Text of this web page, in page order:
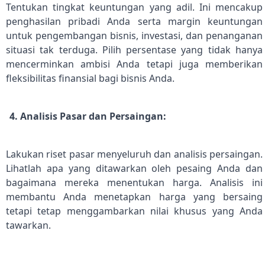
Tentukan tingkat keuntungan yang adil. Ini mencakup
penghasilan pribadi Anda serta margin keuntungan
untuk pengembangan bisnis, investasi, dan penanganan
situasi tak terduga. Pilih persentase yang tidak hanya
mencerminkan ambisi Anda tetapi juga memberikan
fleksibilitas finansial bagi bisnis Anda.
4. Analisis Pasar dan Persaingan:
Lakukan riset pasar menyeluruh dan analisis persaingan.
Lihatlah apa yang ditawarkan oleh pesaing Anda dan
bagaimana mereka menentukan harga. Analisis ini
membantu Anda menetapkan harga yang bersaing
tetapi tetap menggambarkan nilai khusus yang Anda
tawarkan.